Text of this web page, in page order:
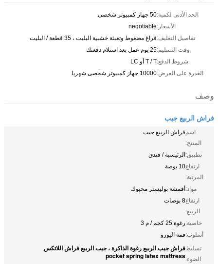
الحد الأدنى لكمية:50 جهاز كمبيوتر شخصى
الأسعار:negotiable
تفاصيل التغليف:فراغ مضغوط وتعبئة خشبية البليت ، 35 قطعة / البليت
وقت التسليم:25 يوم عمل بعد استلام دفعتك
شروط الدفع:T / T أو LC
القدرة على العرض:10000 جهاز كمبيوتر شخصى شهريا
وصف
فراش الربيع جيب
اسم
المنتج:
فراش الربيع جيب
تطبيق:الرئيسية / فندق
ارتفاع
المرتبة:
10 بوصة
مواد:أقمشة بوليستر محبوك
ارتفاع
الربيع:
8 بوصات
خاصية:رغوة 25 كجم / م 3
أسلوب:قمة اليورو
تسليط
الضوء:
فراش جيب الربيع رغوة الذاكرة ، جيب الربيع فراش اللاتكس,
pocket spring latex mattress